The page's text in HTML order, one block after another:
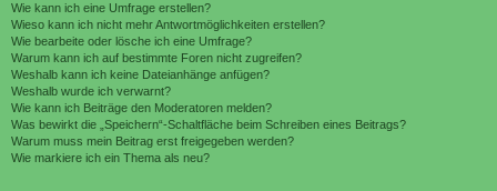
Wie kann ich eine Umfrage erstellen?
Wieso kann ich nicht mehr Antwortmöglichkeiten erstellen?
Wie bearbeite oder lösche ich eine Umfrage?
Warum kann ich auf bestimmte Foren nicht zugreifen?
Weshalb kann ich keine Dateianhänge anfügen?
Weshalb wurde ich verwarnt?
Wie kann ich Beiträge den Moderatoren melden?
Was bewirkt die „Speichern“-Schaltfläche beim Schreiben eines Beitrags?
Warum muss mein Beitrag erst freigegeben werden?
Wie markiere ich ein Thema als neu?